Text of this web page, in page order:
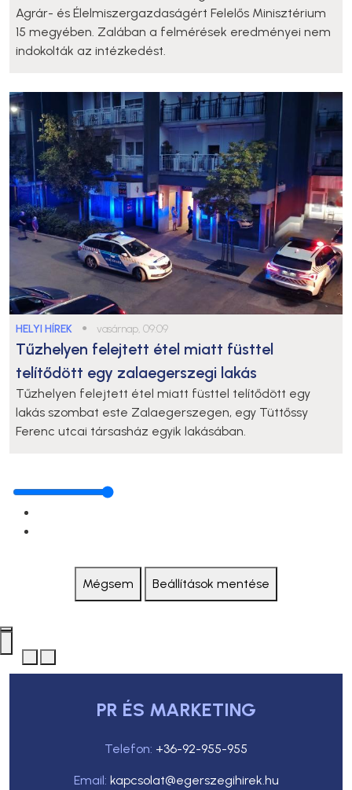
Agrár- és Élelmiszergazdaságért Felelős Minisztérium
15 megyében. Zalában a felmérések eredményei nem
indokolták az intézkedést.
HELYI HÍREK ● vasárnap, 09:09
Tűzhelyen felejtett étel miatt füsttel
telítődött egy zalaegerszegi lakás
Tűzhelyen felejtett étel miatt füsttel telítődött egy
lakás szombat este Zalaegerszegen, egy Tüttőssy
Ferenc utcai társasház egyik lakásában.
Mégsem Beállítások mentése
PR ÉS MARKETING
Telefon: +36-92-955-955
Email: kapcsolat@egerszegihirek.hu